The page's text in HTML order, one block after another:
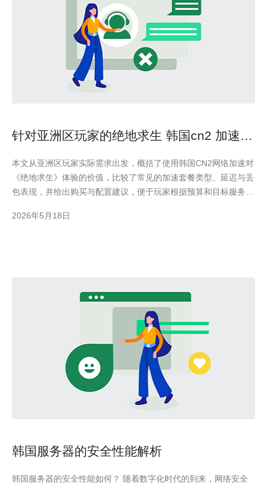
针对亚洲区玩家的绝地求生 韩国cn2 加速套
本文从亚洲区玩家实际需求出发，概括了使用韩国CN2网络加速对
《绝地求生》体验的价值，比较了常见的加速套餐类型、延迟与丢
包表现，并给出购买与配置建议，便于玩家根据预算和目标服务器
路中，韩国CN2（常见为CN2-GIA/CT）因直连韩国电信交换节
2026年5月18日
韩国服务器的安全性能解析
韩国服务器的安全性能如何？ 随着数字化时代的到来，网络安全